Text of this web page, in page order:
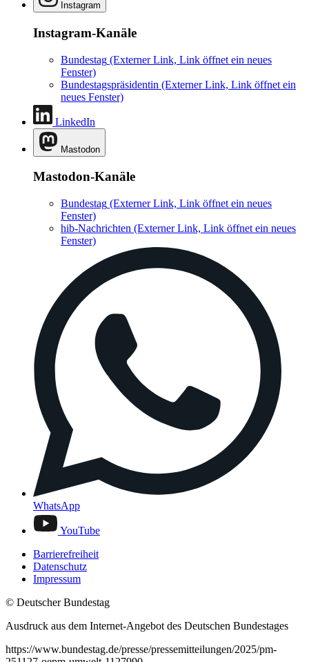
Instagram
Instagram-Kanäle
Bundestag (Externer Link, Link öffnet ein neues
Fenster)
Bundestagspräsidentin (Externer Link, Link öffnet ein
neues Fenster)
LinkedIn
Mastodon
Mastodon-Kanäle
Bundestag (Externer Link, Link öffnet ein neues
Fenster)
hib-Nachrichten (Externer Link, Link öffnet ein neues
Fenster)
WhatsApp
YouTube
Barrierefreiheit
Datenschutz
Impressum
© Deutscher Bundestag
Ausdruck aus dem Internet-Angebot des Deutschen Bundestages
https://www.bundestag.de/presse/pressemitteilungen/2025/pm-